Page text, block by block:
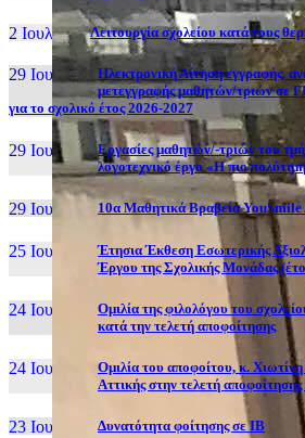
2 Ιουλ, 26 Λειτουργία σχολείου κατά τους
29 Ιουν, 26
Ηλεκτρονική Αίτηση εγγραφής,
μετεγγραφής μαθητών/τριών
για το σχολικό έτος 2026-2027
29 Ιουν, 26
Εργασίες μαθητών/-τριών του
λογοτεχνικό έργο «Η πιο
29 Ιουν, 26 10α Μαθητικά Βραβεία
25 Ιουν, 26
Έτησια Έκθεση Εσωτερικής
Έργου της Σχολικής Μονάδας
24 Ιουν, 26
Ομιλία της φιλολόγου του
κατά την τελετή αποφοίτησης
24 Ιουν, 26
Ομιλία του αποφοίτου, κ.
Αττικής στην τελετή
23 Ιουν, 26 Δυνατότητα φοίτησης σε ΙΒ